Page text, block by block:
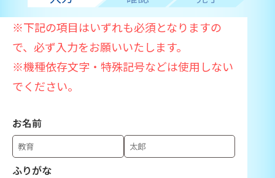
※下記の項目はいずれも必須となりますの
で、必ず入力をお願いいたします。
※機種依存文字・特殊記号などは使用しない
でください。
お名前
ふりがな